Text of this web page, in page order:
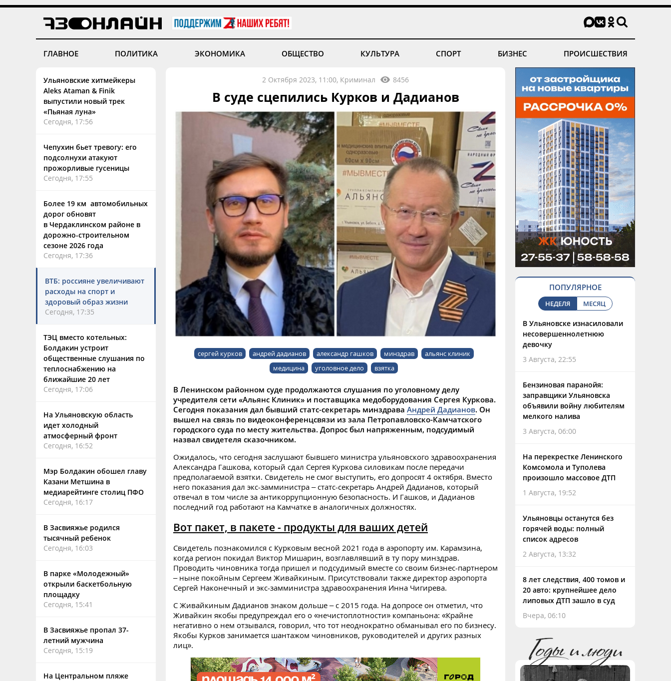
ГЛАВНОЕ ПОЛИТИКА ЭКОНОМИКА ОБЩЕСТВО КУЛЬТУРА СПОРТ БИЗНЕС ПРОИСШЕСТВИЯ
Ульяновские хитмейкеры
Aleks Ataman & Finik
выпустили новый трек
«Пьяная луна»
Сегодня, 17:56
Чепухин бьет тревогу: его
подсолнухи атакуют
прожорливые гусеницы
Сегодня, 17:55
Более 19 км автомобильных
дорог обновят
в Чердаклинском районе в
дорожно-строительном
сезоне 2026 года
Сегодня, 17:36
ВТБ: россияне увеличивают
расходы на спорт и
здоровый образ жизни
Сегодня, 17:35
ТЭЦ вместо котельных:
Болдакин устроит
общественные слушания по
теплоснабжению на
ближайшие 20 лет
Сегодня, 17:06
На Ульяновскую область
идет холодный
атмосферный фронт
Сегодня, 16:52
Мэр Болдакин обошел главу
Казани Метшина в
медиарейтинге столиц ПФО
Сегодня, 16:17
В Засвияжье родился
тысячный ребенок
Сегодня, 16:03
В парке «Молодежный»
открыли баскетбольную
площадку
Сегодня, 15:41
В Засвияжье пропал 37-
летний мужчина
Сегодня, 15:19
На Центральном пляже
2 Октября 2023, 11:00, Криминал 8456
В суде сцепились Курков и Дадианов
сергей курков андрей дадианов александр гашков минздрав
альянс клиник
медицина
уголовное дело взятка
В Ленинском районном суде продолжаются слушания по уголовному делу
учредителя сети «Альянс Клиник» и поставщика медоборудования Сергея Куркова.
Сегодня показания дал бывший статс-секретарь минздрава Андрей Дадианов. Он
вышел на связь по видеоконференцсвязи из зала Петропавловско-Камчатского
городского суда по месту жительства. Допрос был напряженным, подсудимый
назвал свидетеля сказочником.
Ожидалось, что сегодня заслушают бывшего министра ульяновского здравоохранения
Александра Гашкова, который сдал Сергея Куркова силовикам после передачи
предполагаемой взятки. Свидетель не смог выступить, его допросят 4 октября. Вместо
него показания дал экс-замминистра – статс-секретарь Андрей Дадианов, который
отвечал в том числе за антикоррупционную безопасность. И Гашков, и Дадианов
последний год работают на Камчатке в аналогичных должностях.
Вот пакет, в пакете - продукты для ваших детей
Свидетель познакомился с Курковым весной 2021 года в аэропорту им. Карамзина,
когда регион покидал Виктор Мишарин, возглавлявший в ту пору минздрав.
Проводить чиновника тогда пришел и подсудимый вместе со своим бизнес-партнером
– ныне покойным Сергеем Живайкиным. Присутствовали также директор аэропорта
Сергей Наконечный и экс-замминистра здравоохранения Инна Чигирева.
С Живайкиным Дадианов знаком дольше – с 2015 года. На допросе он отметил, что
Живайкин якобы предупреждал его о «нечистоплотности» компаньона: «Крайне
негативно о нем отзывался, говорил, что тот неоднократно обманывал его по бизнесу.
Якобы Курков занимается шантажом чиновников, руководителей и других разных
лиц».
ПОПУЛЯРНОЕ
НЕДЕЛЯ МЕСЯЦ
В Ульяновске изнасиловали
несовершеннолетнюю
девочку
3 Августа, 22:55
Бензиновая паранойя:
заправщики Ульяновска
объявили войну любителям
мелкого налива
3 Августа, 06:00
На перекрестке Ленинского
Комсомола и Туполева
произошло массовое ДТП
1 Августа, 19:52
Ульяновцы останутся без
горячей воды: полный
список адресов
2 Августа, 13:32
8 лет следствия, 400 томов и
20 авто: крупнейшее дело
липовых ДТП зашло в суд
Вчера, 06:10